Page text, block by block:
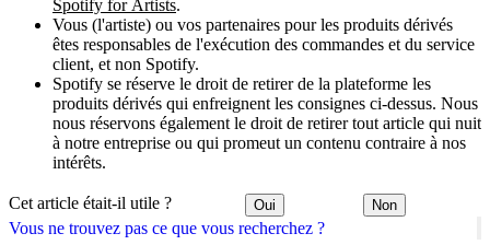
Vous ne trouvez pas ce que vous recherchez ?
Spotify for Artists.
Vous (l'artiste) ou vos partenaires pour les produits dérivés
êtes responsables de l'exécution des commandes et du service
client, et non Spotify.
Spotify se réserve le droit de retirer de la plateforme les
produits dérivés qui enfreignent les consignes ci-dessus. Nous
nous réservons également le droit de retirer tout article qui nuit
à notre entreprise ou qui promeut un contenu contraire à nos
intérêts.
Cet article était-il utile ? Oui Non